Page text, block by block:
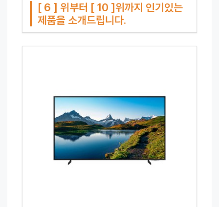
[ 6 ] 위부터 [ 10 ]위까지 인기있는
제품을 소개드립니다.